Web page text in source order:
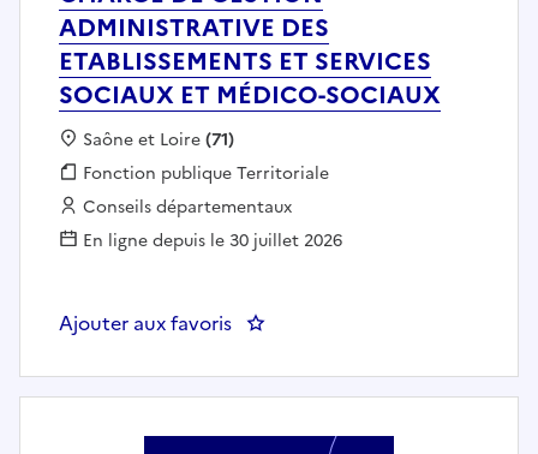
ADMINISTRATIVE DES
ETABLISSEMENTS ET SERVICES
SOCIAUX ET MÉDICO-SOCIAUX
Localisation :
Saône et Loire(71)
Fonction publique :
Fonction publique Territoriale
Employeur :
Conseils départementaux
En ligne depuis le 30 juillet 2026
Ajouter aux favoris : CHARGÉ DE GESTION